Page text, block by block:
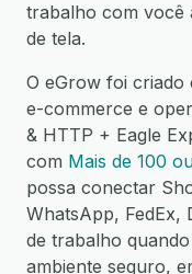
trabalho com você
de tela.
O eGrow foi criado
e-commerce e
& HTTP + Eagle
com Mais de 100
possa conectar
WhatsApp, FedEx,
de trabalho
ambiente seguro,